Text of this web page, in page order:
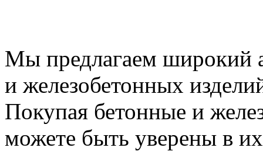
Мы предлагаем широкий
и железобетонных
Покупая бетонные и
можете быть уверены в их